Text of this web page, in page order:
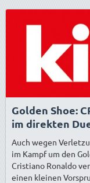
Golden Shoe:
im direkten
Auch wegen
im Kampf um den
Cristiano Ronaldo
einen kleinen